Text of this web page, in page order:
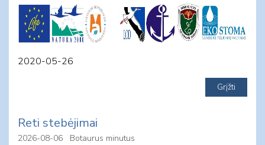
2020-05-26
Reti stebėjimai
2026-08-06
Botaurus minutus